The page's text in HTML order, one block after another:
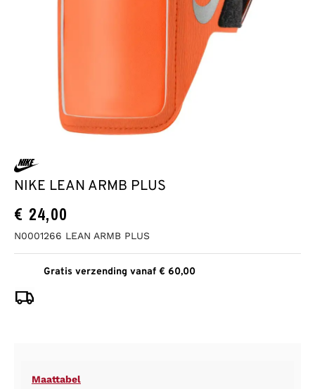
NIKE LEAN ARMB PLUS
€ 24,00
N0001266 LEAN ARMB PLUS
Gratis verzending vanaf € 60,00
Maattabel